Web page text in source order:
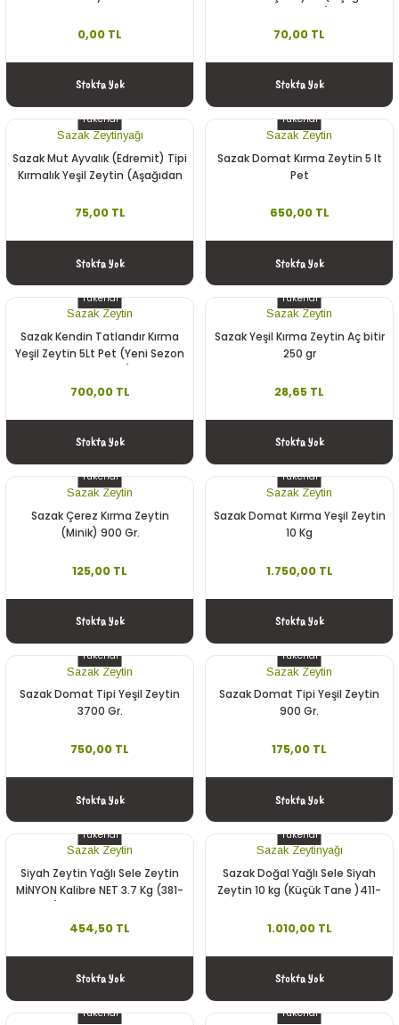
0,00 TL
Stokta Yok
70,00 TL
Stokta Yok
Tükendi
Sazak Zeytinyağı
Sazak Mut Ayvalık (Edremit) Tipi
Kırmalık Yeşil Zeytin (Aşağıdan
75,00 TL
Stokta Yok
Tükendi
Sazak Zeytin
Sazak Domat Kırma Zeytin 5 lt
Pet
650,00 TL
Stokta Yok
Tükendi
Sazak Zeytin
Sazak Kendin Tatlandır Kırma
Yeşil Zeytin 5Lt Pet (Yeni Sezon
700,00 TL
Stokta Yok
Tükendi
Sazak Zeytin
Sazak Yeşil Kırma Zeytin Aç bitir
250 gr
28,65 TL
Stokta Yok
Tükendi
Sazak Zeytin
Sazak Çerez Kırma Zeytin
(Minik) 900 Gr.
125,00 TL
Stokta Yok
Tükendi
Sazak Zeytin
Sazak Domat Kırma Yeşil Zeytin
10 Kg
1.750,00 TL
Stokta Yok
Tükendi
Sazak Zeytin
Sazak Domat Tipi Yeşil Zeytin
3700 Gr.
750,00 TL
Stokta Yok
Tükendi
Sazak Zeytin
Sazak Domat Tipi Yeşil Zeytin
900 Gr.
175,00 TL
Stokta Yok
Tükendi
Sazak Zeytin
Siyah Zeytin Yağlı Sele Zeytin
MİNYON Kalibre NET 3.7 Kg (381-
Boy
454,50 TL
Stokta Yok
Tükendi
Sazak Zeytinyağı
Sazak Doğal Yağlı Sele Siyah
Zeytin 10 kg (Küçük Tane )411-
1.010,00 TL
Stokta Yok
Tükendi
Tükendi